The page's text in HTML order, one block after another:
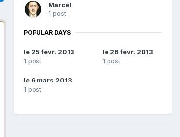
Marcel
1 post
POPULAR DAYS
le 25 févr. 2013
1 post
le 26 févr. 2013
1 post
le 6 mars 2013
1 post